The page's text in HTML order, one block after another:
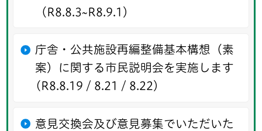
（R8.8.3~R8.9.1）
庁舎・公共施設再編整備基本構想（素
案）に関する市民説明会を実施します
(R8.8.19 / 8.21 / 8.22）
意見交換会及び意見募集でいただいた